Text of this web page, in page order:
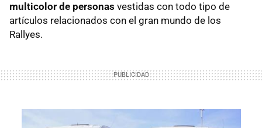
multicolor de personas vestidas con todo tipo de
artículos relacionados con el gran mundo de los
Rallyes.